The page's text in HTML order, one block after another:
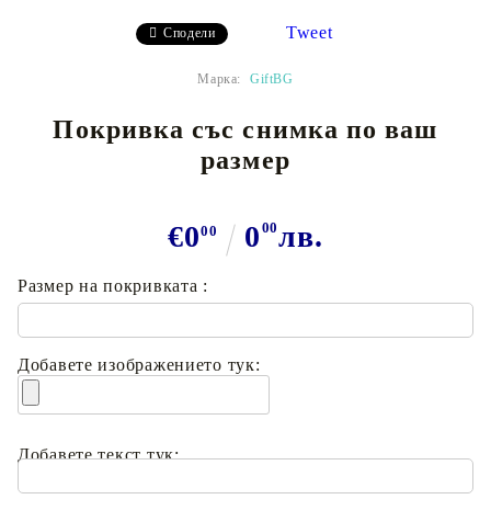
Сподели Tweet
Марка: GiftBG
Покривка със снимка по ваш
размер
€000 0 00лв.
Размер на покривката :
Добавете изображението тук:
Добавете текст тук: